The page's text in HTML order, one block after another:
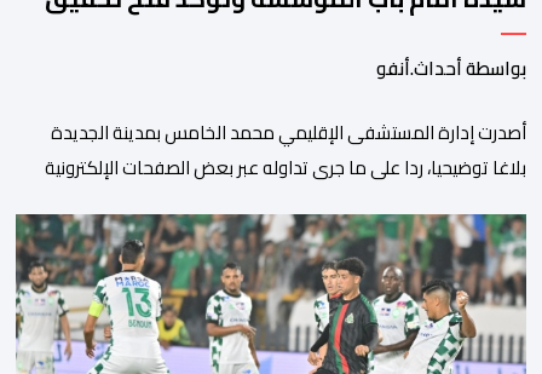
بواسطة أحداث.أنفو
أصدرت إدارة المستشفى الإقليمي محمد الخامس بمدينة الجديدة
بلاغا توضيحيا، ردا على ما جرى تداوله عبر بعض الصفحات الإلكترونية
مولودها أمام الباب الرئيسي للمستشفى بسبب رفض استقبالها أو
التكفل بها. وأكدت إدارة المستشفى أن السيدة المعنية حضرت إلى
مصلحة الولادة، حيث تم استقبالها وتسجيلها وإخضاعها […]